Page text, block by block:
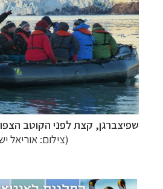
שפיצברגן, קצת לפני הקוטב
(צילום: אוריאל
הפלגות לארצות הקוטב